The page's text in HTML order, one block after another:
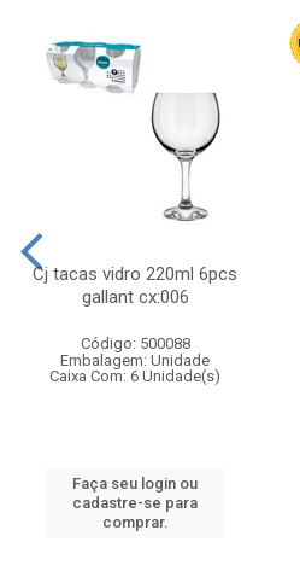
Cj tacas vidro 220ml 6pcs
gallant cx:006
Código: 500088
Embalagem: Unidade
Caixa Com: 6 Unidade(s)
Faça seu login ou
cadastre-se para
comprar.